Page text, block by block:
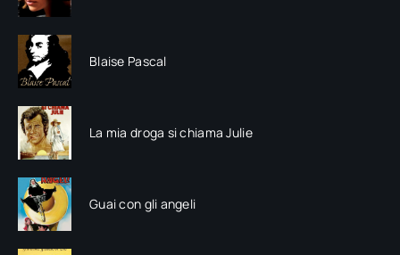
Blaise Pascal
La mia droga si chiama Julie
Guai con gli angeli